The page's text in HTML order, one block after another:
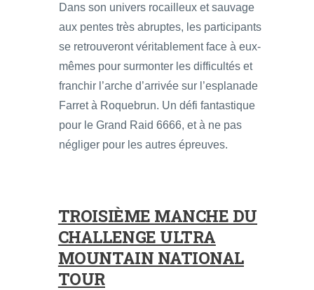
Dans son univers rocailleux et sauvage
aux pentes très abruptes, les participants
se retrouveront véritablement face à eux-
mêmes pour surmonter les difficultés et
franchir l’arche d’arrivée sur l’esplanade
Farret à Roquebrun. Un défi fantastique
pour le Grand Raid 6666, et à ne pas
négliger pour les autres épreuves.
TROISIÈME MANCHE DU
CHALLENGE ULTRA
MOUNTAIN NATIONAL
TOUR